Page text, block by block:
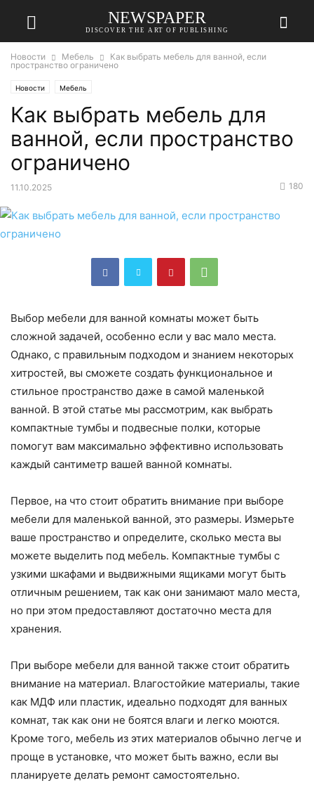
NEWSPAPER
DISCOVER THE ART OF PUBLISHING
Новости Мебель
Как выбрать мебель для ванной, если
пространство ограничено
Новости Мебель
Как выбрать мебель для
ванной, если пространство
ограничено
11.10.2025 180
Выбор мебели для ванной комнаты может быть
сложной задачей, особенно если у вас мало места.
Однако, с правильным подходом и знанием некоторых
хитростей, вы сможете создать функциональное и
стильное пространство даже в самой маленькой
ванной. В этой статье мы рассмотрим, как выбрать
компактные тумбы и подвесные полки, которые
помогут вам максимально эффективно использовать
каждый сантиметр вашей ванной комнаты.
Первое, на что стоит обратить внимание при выборе
мебели для маленькой ванной, это размеры. Измерьте
ваше пространство и определите, сколько места вы
можете выделить под мебель. Компактные тумбы с
узкими шкафами и выдвижными ящиками могут быть
отличным решением, так как они занимают мало места,
но при этом предоставляют достаточно места для
хранения.
При выборе мебели для ванной также стоит обратить
внимание на материал. Влагостойкие материалы, такие
как МДФ или пластик, идеально подходят для ванных
комнат, так как они не боятся влаги и легко моются.
Кроме того, мебель из этих материалов обычно легче и
проще в установке, что может быть важно, если вы
планируете делать ремонт самостоятельно.